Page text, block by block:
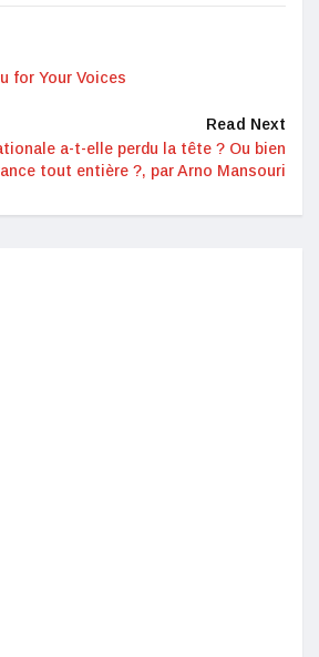
for Your Voices
Read Next
a-t-elle perdu la tête ? Ou bien
tout entière ?, par Arno Mansouri